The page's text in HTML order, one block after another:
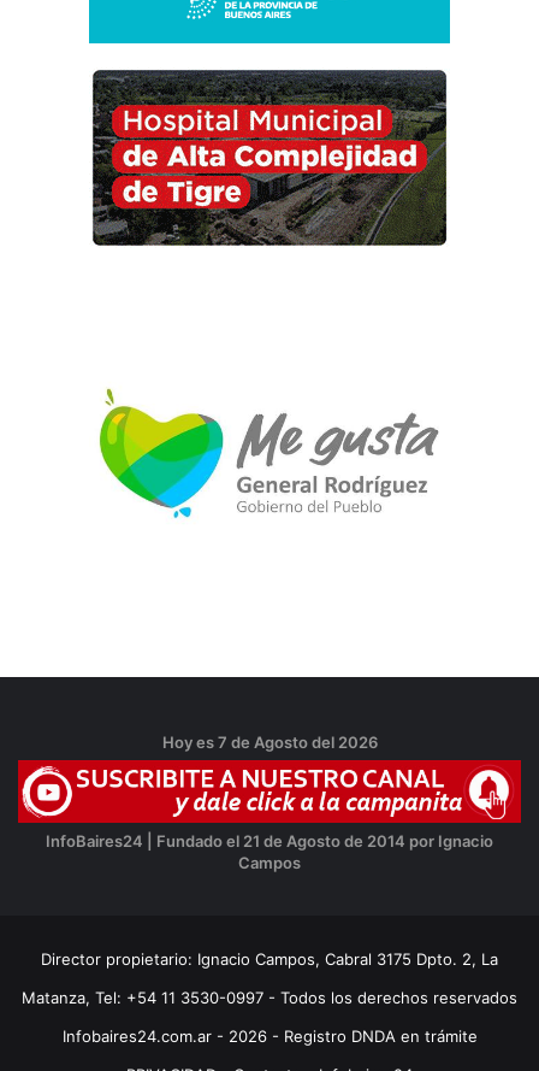
Hoy es 7 de Agosto del 2026
InfoBaires24 | Fundado el 21 de Agosto de 2014 por Ignacio
Campos
Director propietario: Ignacio Campos, Cabral 3175 Dpto. 2, La
Matanza, Tel: +54 11 3530-0997 - Todos los derechos reservados
Infobaires24.com.ar - 2026 - Registro DNDA en trámite